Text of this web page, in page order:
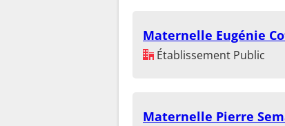
Maternelle Eugénie
Établissement Public
Maternelle Pierre